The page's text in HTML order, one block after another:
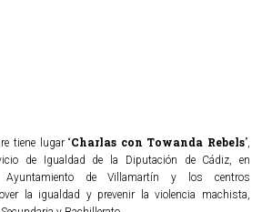
tiene lugar “Charlas con Towanda Rebels”,
de Igualdad de la Diputación de Cádiz, en
Ayuntamiento de Villamartín y los centros
la igualdad y prevenir la violencia machista,